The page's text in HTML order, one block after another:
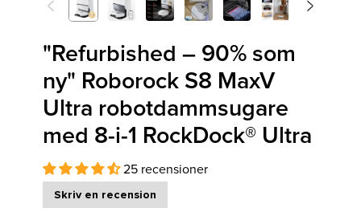
<Previous >
"Refurbished – 90% som
ny" Roborock S8 MaxV
Ultra robotdammsugare
med 8-i-1 RockDock® Ultra
25 recensioner
Skriv en recension